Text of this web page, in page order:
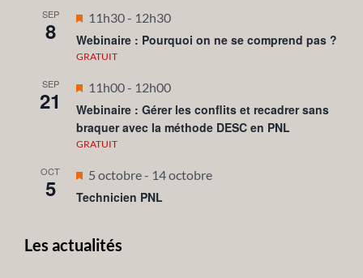
SEP
8
Mis
en
avant
11h30- 12h30
Webinaire : Pourquoi on ne se comprend pas ?
GRATUIT
SEP
21
Mis
en
avant
11h00- 12h00
Webinaire : Gérer les conflits et recadrer sans
braquer avec la méthode DESC en PNL
GRATUIT
OCT
5
Mis
en
5 octobre- 14 octobre
Technicien PNL
Les actualités